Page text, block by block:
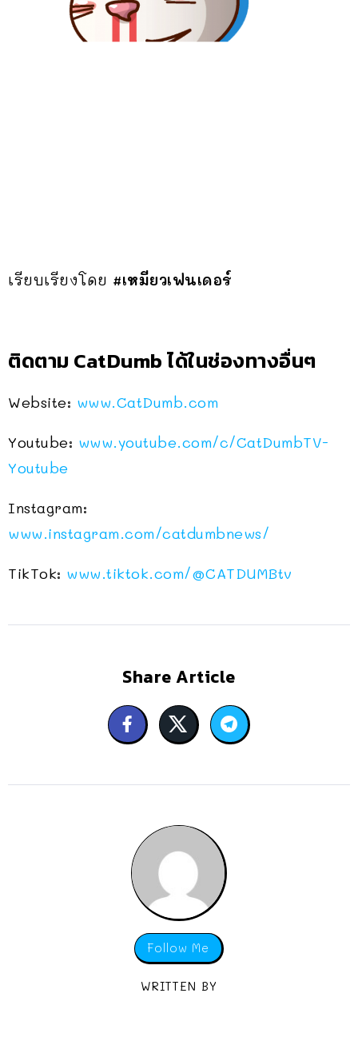
เรียบเรียงโดย #เหมียวเฟนเดอร์
ติดตาม CatDumb ได้ในช่องทางอื่นๆ
Website: www.CatDumb.com
Youtube: www.youtube.com/c/CatDumbTV-
Youtube
Instagram:
www.instagram.com/catdumbnews/
TikTok: www.tiktok.com/@CATDUMBtv
Share Article
Follow Me
WRITTEN BY